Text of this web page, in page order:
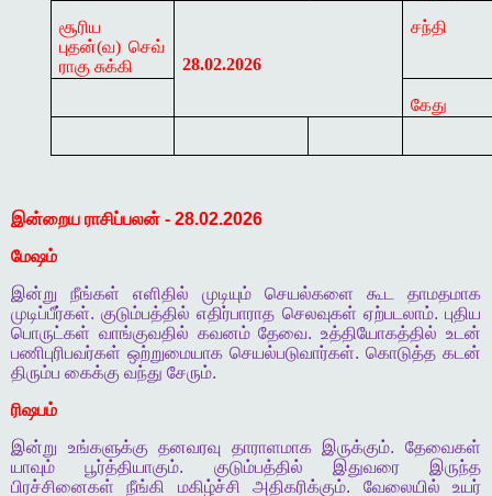
சூரிய
புதன்(வ) செவ்
ராகு சுக்கி
28.02.2026
சந்தி
கேது
இன்றைய ராசிப்பலன் - 28.02.2026
மேஷம்
இன்று
நீங்கள் எளிதில் முடியும் செயல்களை கூட
தாமதமாக
முடிப்பீர்கள்.குடும்பத்தில் எதிர்பாராத செலவுகள் ஏற்படலாம்.புதிய
பொருட்கள் வாங்குவதில் கவனம் தேவை.உத்தியோகத்தில் உடன்
பணிபுரிபவர்கள் ஒற்றுமையாக செயல்படுவார்கள். கொடுத்த கடன்
திரும்ப கைக்கு வந்து சேரும்.
ரிஷபம்
இன்று
உங்களுக்கு தனவரவு தாராளமாக இருக்கும்.தேவைகள்
யாவும்
பூர்த்தியாகும். குடும்பத்தில் இதுவரை
இருந்த
பிரச்சினைகள்
நீங்கி மகிழ்ச்சி அதிகரிக்கும். வேலையில்
உயர்